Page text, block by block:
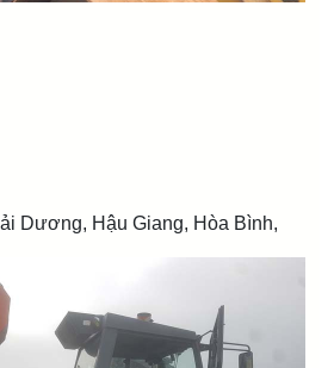
Dương, Hậu Giang, Hòa Bình,